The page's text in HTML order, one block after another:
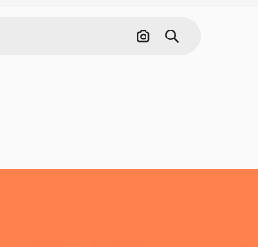
通過圖像搜索
搜尋